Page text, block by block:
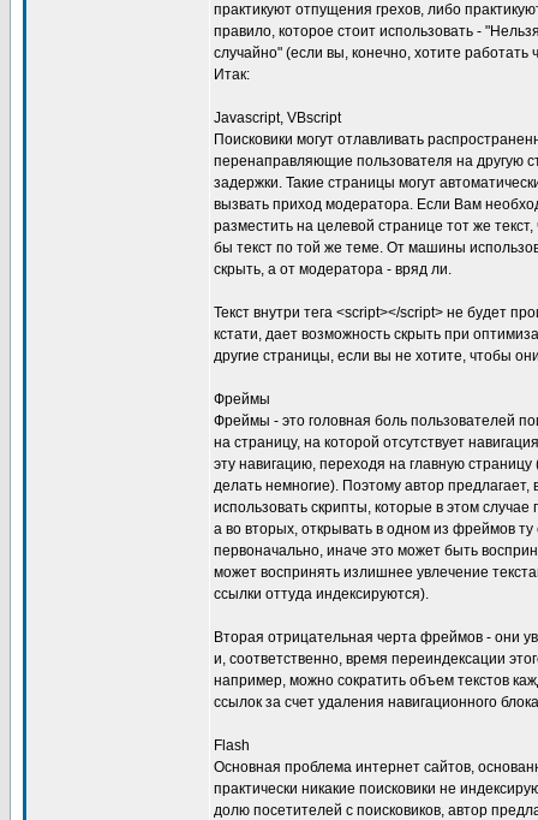
практикуют отпущения грехов, либо
правило, которое стоит использовать -
случайно" (если вы, конечно, хотите работать
Итак:
Javascript, VBscript
Поисковики могут отлавливать
перенаправляющие пользователя на другую
задержки. Такие страницы могут
вызвать приход модератора. Если Вам
разместить на целевой странице тот же
бы текст по той же теме. От машины
скрыть, а от модератора - вряд ли.
Текст внутри тега <script></script> не будет
кстати, дает возможность скрыть при
другие страницы, если вы не хотите, чтобы
Фреймы
Фреймы - это головная боль пользователей
на страницу, на которой отсутствует
эту навигацию, переходя на главную
делать немногие). Поэтому автор
использовать скрипты, которые в этом
а во вторых, открывать в одном из фреймов
первоначально, иначе это может быть
может воспринять излишнее увлечение
ссылки оттуда индексируются).
Вторая отрицательная черта фреймов - они
и, соответственно, время переиндексации
например, можно сократить объем текстов
ссылок за счет удаления навигационного
Flash
Основная проблема интернет сайтов,
практически никакие поисковики не
долю посетителей с поисковиков, автор